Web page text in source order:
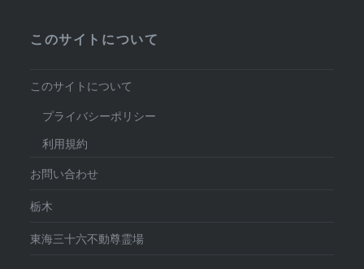
このサイトについて
このサイトについて
プライバシーポリシー
利用規約
お問い合わせ
栃木
東海三十六不動尊霊場